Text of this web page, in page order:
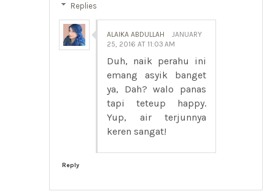
Replies
ALAIKA ABDULLAH
JANUARY
25, 2016 AT 11:03 AM
Duh, naik perahu ini
emang asyik banget
ya, Dah? walo panas
tapi teteup happy.
Yup, air terjunnya
keren sangat!
Reply